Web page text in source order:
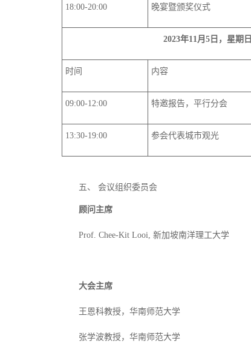
18:00-20:00 晚宴暨颁奖仪式
2023年11月5日 ， 星期日
时间 内容
09:00-12:00 特邀报告， 平行分会
13:30-19:00 参会代表城市观光
五、 会议组织委员会
顾问主席
Prof. Chee-Kit Looi, 新加坡南洋理工大学
大会主席
王恩科教授， 华南师范大学
张学波教授，华南师范大学